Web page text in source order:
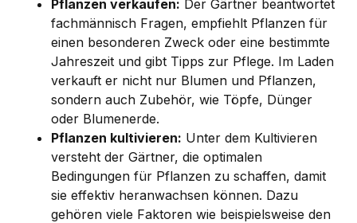
Pflanzen verkaufen: Der Gärtner beantwortet
fachmännisch Fragen, empfiehlt Pflanzen für
einen besonderen Zweck oder eine bestimmte
Jahreszeit und gibt Tipps zur Pflege. Im Laden
verkauft er nicht nur Blumen und Pflanzen,
sondern auch Zubehör, wie Töpfe, Dünger
oder Blumenerde.
Pflanzen kultivieren: Unter dem Kultivieren
versteht der Gärtner, die optimalen
Bedingungen für Pflanzen zu schaffen, damit
sie effektiv heranwachsen können. Dazu
gehören viele Faktoren wie beispielsweise den